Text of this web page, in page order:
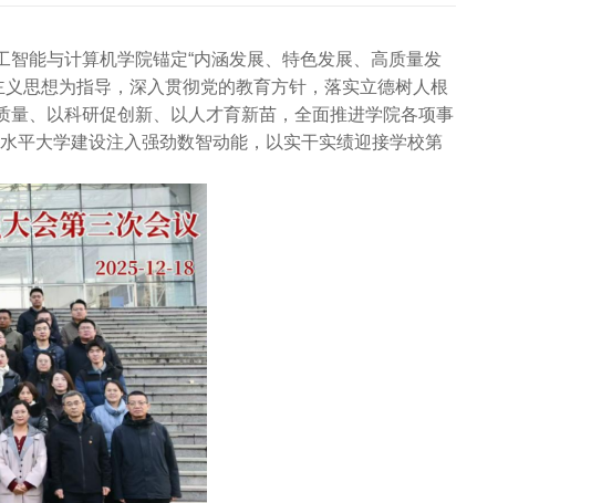
能与计算机学院锚定“内涵发展、特色发展、高质量发
思想为指导，深入贯彻党的教育方针，落实立德树人根
量、以科研促创新、以人才育新苗，全面推进学院各项事
平大学建设注入强劲数智动能，以实干实绩迎接学校第